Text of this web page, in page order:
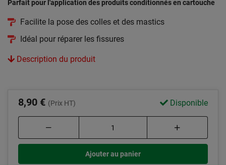
Parfait pour l'application des produits conditionnés en cartouche
Facilite la pose des colles et des mastics
Idéal pour réparer les fissures
Description du produit
8,90 € (Prix HT) Disponible
Ajouter au panier